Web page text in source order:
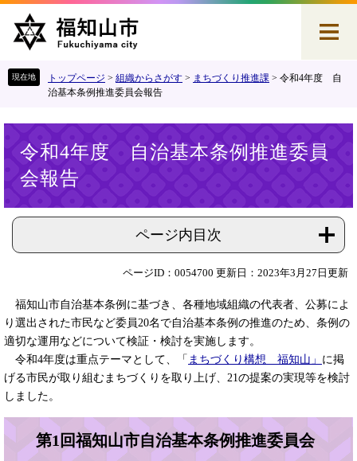
す
し
トップページ > 組織からさがす > まちづくり推進課 > 令和4年度 自
治基本条例推進委員会報告
令和4年度 自治基本条例推進委員
会報告
ページ内目次
ページID：0054700 更新日：2023年3月27日更新
福知山市自治基本条例に基づき、各種地域組織の代表者、公募によ
り選出された市民など委員20名で自治基本条例の推進のため、条例の
適切な運用などについて検証・検討を実施します。
令和4年度は重点テーマとして、「 まちづくり構想 福知山」 に掲
げる市民が取り組むまちづくりを取り上げ、21の提案の実現等を検討
しました。
第1回福知山市自治基本条例推進委員会